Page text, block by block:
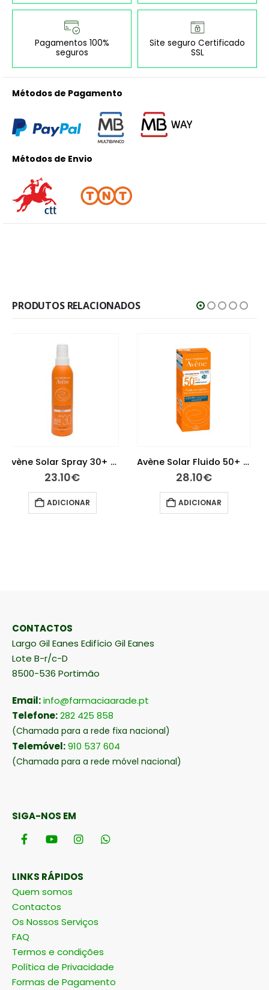
Pagamentos 100%
seguros
Site seguro Certificado
SSL
Métodos de Pagamento
Métodos de Envio
PRODUTOS RELACIONADOS
28.10€
ADICIONAR
Avène Cicalfate Emulsão 40 ml
14.95€
ADICIONAR
CONTACTOS
Largo Gil Eanes Edifício Gil Eanes
Lote B-r/c-D
8500-536 Portimão
Email:info@farmaciaarade.pt
Telefone:282 425 858
(Chamada para a rede fixa nacional)
Telemóvel:910 537 604
(Chamada para a rede móvel nacional)
SIGA-NOS EM
LINKS RÁPIDOS
Quem somos
Contactos
Os Nossos Serviços
FAQ
Termos e condições
Política de Privacidade
Formas de Pagamento